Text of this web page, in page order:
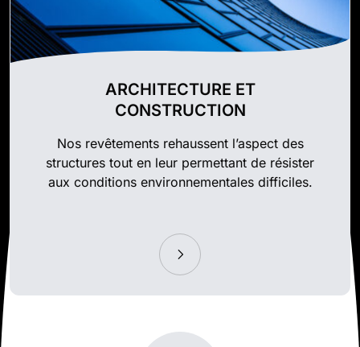
ARCHITECTURE ET
CONSTRUCTION
Nos revêtements rehaussent l’aspect des
structures tout en leur permettant de résister
aux conditions environnementales difficiles.